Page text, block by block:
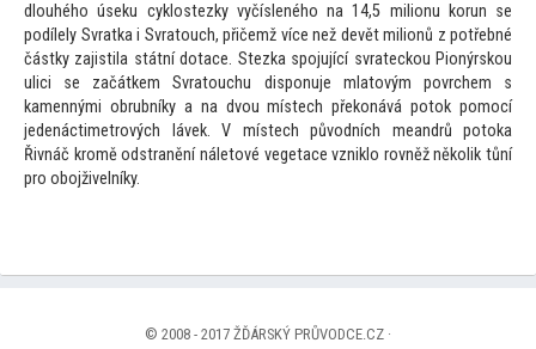
dlouhého úseku cyklostezky vyčísleného na 14,5 milionu korun se
podílely Svratka i Svratouch, přičemž více než devět milionů z potřebné
částky zajistila státní dotace. Stezka spojující svrateckou Pionýrskou
ulici se začátkem Svratouchu disponuje mlatovým povrchem s
kamennými obrubníky a na dvou místech překonává potok pomocí
jedenáctimetrových lávek. V místech původních meandrů potoka
Řivnáč kromě odstranění náletové vegetace vzniklo rovněž několik tůní
pro obojživelníky.
© 2008 - 2017 ŽĎÁRSKÝ PRŮVODCE.CZ ·